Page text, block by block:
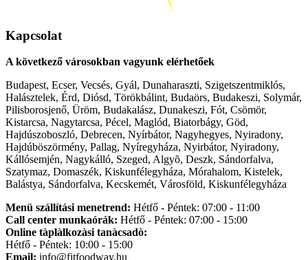
Kapcsolat
A következő városokban vagyunk elérhetőek
Budapest, Ecser, Vecsés, Gyál, Dunaharaszti, Szigetszentmiklós,
Halásztelek, Érd, Diósd, Törökbálint, Budaörs, Budakeszi, Solymár,
Pilisborosjenő, Üröm, Budakalász, Dunakeszi, Fót, Csömör,
Kistarcsa, Nagytarcsa, Pécel, Maglód, Biatorbágy, Göd,
Hajdúszoboszló, Debrecen, Nyírbátor, Nagyhegyes, Nyiradony,
Hajdúböszörmény, Pallag, Nyíregyháza, Nyirbátor, Nyiradony,
Kállósemjén, Nagykálló, Szeged, Algyõ, Deszk, Sándorfalva,
Szatymaz, Domaszék, Kiskunfélegyháza, Mórahalom, Kistelek,
Balástya, Sándorfalva, Kecskemét, Városföld, Kiskunfélegyháza
Menü szállítási menetrend: Hétfő - Péntek: 07:00 - 11:00
Call center munkaórák: Hétfő - Péntek: 07:00 - 15:00
Online tàplàlkozàsi tanàcsadò:
Hétfő - Péntek: 10:00 - 15:00
Email: info@fitfoodway.hu